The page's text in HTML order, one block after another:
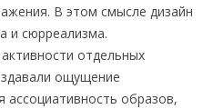
В этом смысле дизайн
и сюрреализма.
отдельных
ощущение
ассоциативность образов,